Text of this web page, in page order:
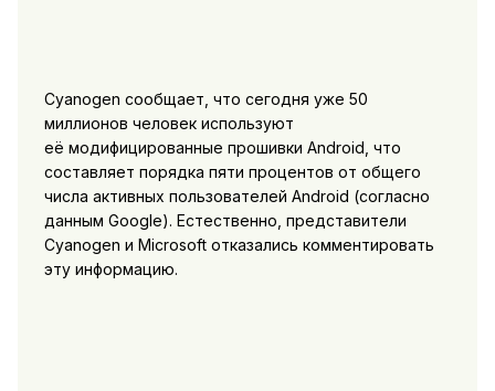
Cyanogen сообщает, что сегодня уже 50
миллионов человек используют
её модифицированные прошивки Android, что
составляет порядка пяти процентов от общего
числа активных пользователей Android (согласно
данным Google). Естественно, представители
Cyanogen и Microsoft отказались комментировать
эту информацию.